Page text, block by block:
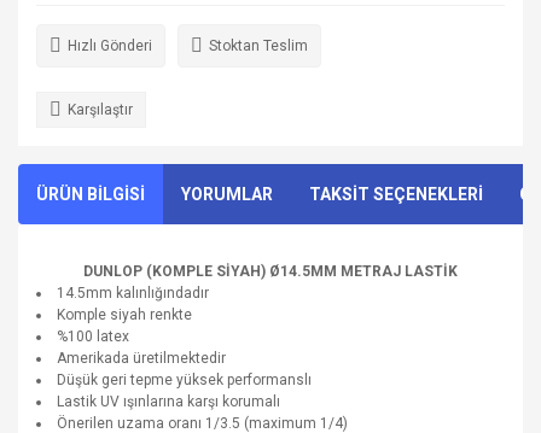
Hızlı Gönderi Stoktan Teslim
Karşılaştır
ÜRÜN BİLGİSİ YORUMLAR TAKSİT SEÇENEKLERİ
DUNLOP (KOMPLE SİYAH) Ø14.5MM METRAJ LASTİK
14.5mm kalınlığındadır
Komple siyah renkte
%100 latex
Amerikada üretilmektedir
Düşük geri tepme yüksek performanslı
Lastik UV ışınlarına karşı korumalı
Önerilen uzama oranı 1/3.5 (maximum 1/4)